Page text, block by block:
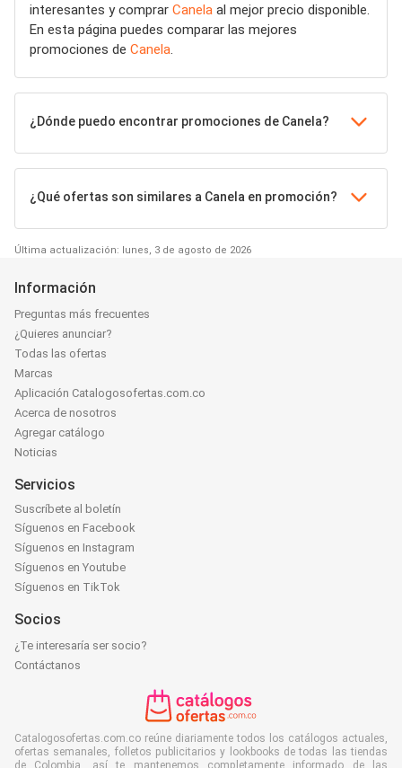
interesantes y comprar Canela al mejor precio disponible.
En esta página puedes comparar las mejores
promociones de Canela
¿Dónde puedo encontrar promociones de Canela?
¿Qué ofertas son similares a Canela en promoción?
Última actualización: lunes, 3 de agosto de 2026
Información
Preguntas más frecuentes
¿Quieres anunciar?
Todas las ofertas
Marcas
Aplicación Catalogosofertas.com.co
Acerca de nosotros
Agregar catálogo
Noticias
Servicios
Suscríbete al boletín
Síguenos en Facebook
Síguenos en Instagram
Síguenos en Youtube
Síguenos en TikTok
Socios
¿Te interesaría ser socio?
Contáctanos
Catalogosofertas.com.co reúne diariamente todos los catálogos actuales,
ofertas semanales, folletos publicitarios y lookbooks de todas las tiendas
de Colombia, así te mantenemos completamente informado de las